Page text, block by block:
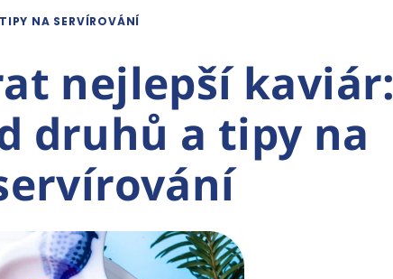
NA SERVÍROVÁNÍ
nejlepší kaviár:
druhů a tipy na